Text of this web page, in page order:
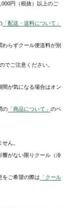
円（税抜）以上のご
「配送・送料について」
わらずクール便送料が別
でご注意ください。
間が気になる場合はオン
の 「商品について」のペ
ん。
響がない限りクール（冷
をご希望の際は 「クール